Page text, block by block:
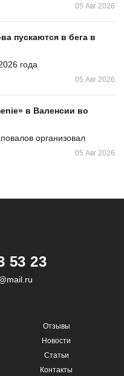
05 Авг 2026
пускаются в бега в
года
05 Авг 2026
в Валенсии во
организовал
05 Авг 2026
53 23
Отзывы
Новости
Статьи
Контакты